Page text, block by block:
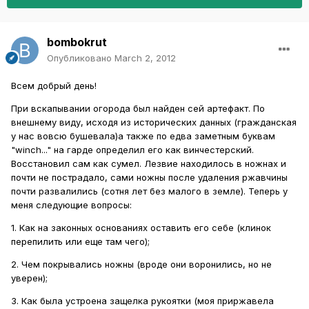
bombokrut
Опубликовано March 2, 2012
Всем добрый день!
При вскапывании огорода был найден сей артефакт. По
внешнему виду, исходя из исторических данных (гражданская
у нас вовсю бушевала)а также по едва заметным буквам
"winch..." на гарде определил его как винчестерский.
Восстановил сам как сумел. Лезвие находилось в ножнах и
почти не пострадало, сами ножны после удаления ржавчины
почти развалились (сотня лет без малого в земле). Теперь у
меня следующие вопросы:
1. Как на законных основаниях оставить его себе (клинок
перепилить или еще там чего);
2. Чем покрывались ножны (вроде они воронились, но не
уверен);
3. Как была устроена защелка рукоятки (моя приржавела